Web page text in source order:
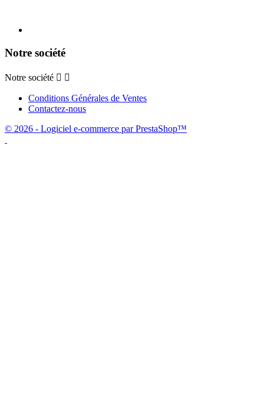
Notre société
Notre société  
Conditions Générales de Ventes
Contactez-nous
© 2026 - Logiciel e-commerce par PrestaShop™